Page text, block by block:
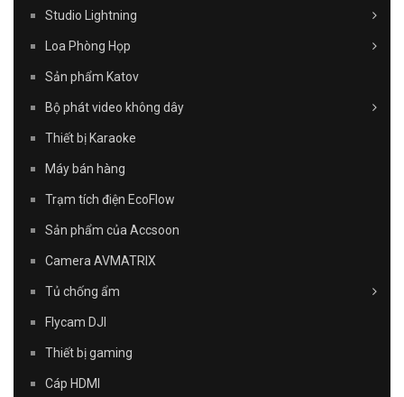
Studio Lightning
Loa Phòng Họp
Sản phẩm Katov
Bộ phát video không dây
Thiết bị Karaoke
Máy bán hàng
Trạm tích điện EcoFlow
Sản phẩm của Accsoon
Camera AVMATRIX
Tủ chống ẩm
Flycam DJI
Thiết bị gaming
Cáp HDMI